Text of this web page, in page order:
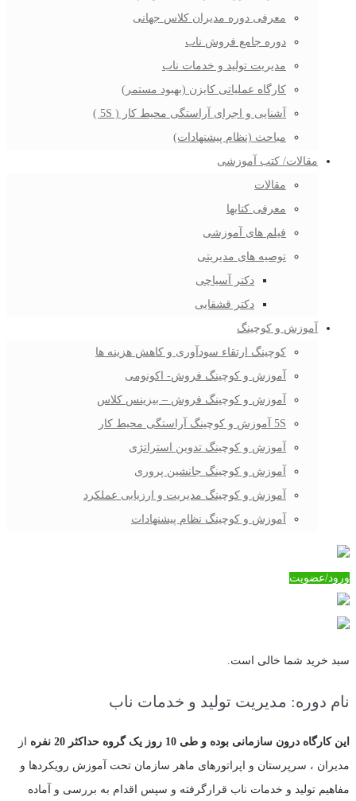
معرفی دوره مدیران کلاس جهانی
دوره جامع فروش ناب
مدیریت تولید و خدمات ناب
کارگاه عملیاتی کایزن (بهبود مستمر)
آشنایی و اجرای آراستگی محیط کار ( 5S )
مباحث (نظام پیشنهادات)
مقالات/ کتب آموزشی
مقالات
معرفی کتابها
فیلم های آموزشی
توصیه های مدیریتی
دکتر آسیاچی
دکتر قشقایی
آموزش و کوچینگ
کوچینگ ارتقاء سودآوری و کاهش هزینه ها
آموزش و کوچینگ فروش- اکونومی
آموزش و کوچینگ فروش – بیزینس کلاس
5S آموزش و کوچینگ آراستگی محیط کار
آموزش و کوچینگ تدوین استراتژی
آموزش و کوچینگ جانشین پروری
آموزش و کوچینگ مدیریت و ارزیابی عملکرد
آموزش و کوچینگ نظام پیشنهادات
ورود/عضویت
سبد خرید شما خالی است.
نام دوره: مدیریت تولید و خدمات ناب
این کارگاه درون سازمانی بوده و طی 10 روز یک گروه حداکثر 20 نفره
از
مدیران ، سرپرستان و اپراتورهای ماهر سازمان تحت آموزش رویکردها و
مفاهیم تولید و خدمات ناب قرارگرفته و سپس اقدام به بررسی و آماده